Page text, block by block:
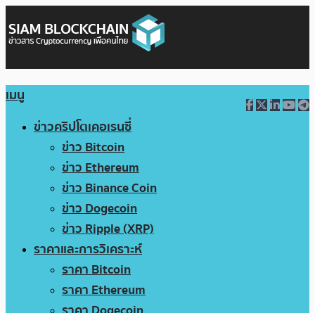
เมนู
ข่าวคริปโตเคอเรนซี่
ข่าว Bitcoin
ข่าว Ethereum
ข่าว Binance Coin
ข่าว Dogecoin
ข่าว Ripple (XRP)
ราคาและการวิเคราะห์
ราคา Bitcoin
ราคา Ethereum